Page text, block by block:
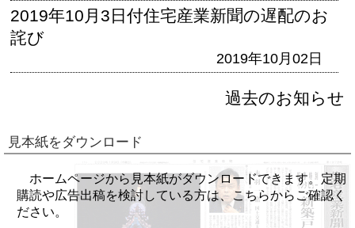
2019年10月3日付住宅産業新聞の遅配のお
詫び
2019年10月02日
過去のお知らせ
見本紙をダウンロード
ホームページから見本紙がダウンロードできます。定期
購読や広告出稿を検討している方は、こちらからご確認く
ださい。